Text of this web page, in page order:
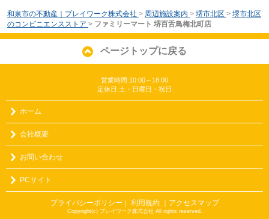
和泉市の不動産｜プレイワーク株式会社 > 周辺施設案内 > 堺市北区 > 堺市北区
のコンビニエンスストア > ファミリーマート 堺百舌鳥梅北町店
ページトップに戻る
営業時間:10:00～18:00
定休日:土・日曜日・祝日
ホーム
会社概要
お問い合わせ
PCサイト
プライバシーポリシー ｜ 利用規約 ｜アクセスマップ
Copyright(c) プレイワーク株式会社 All rights reserved.